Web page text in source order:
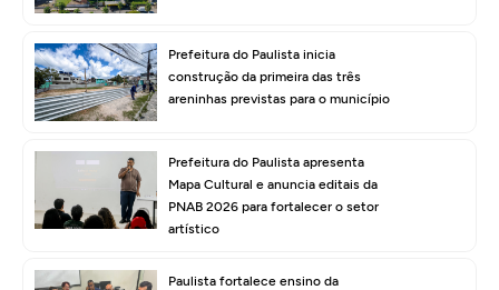
Prefeitura do Paulista inicia
construção da primeira das três
areninhas previstas para o município
Prefeitura do Paulista apresenta
Mapa Cultural e anuncia editais da
PNAB 2026 para fortalecer o setor
artístico
Paulista fortalece ensino da